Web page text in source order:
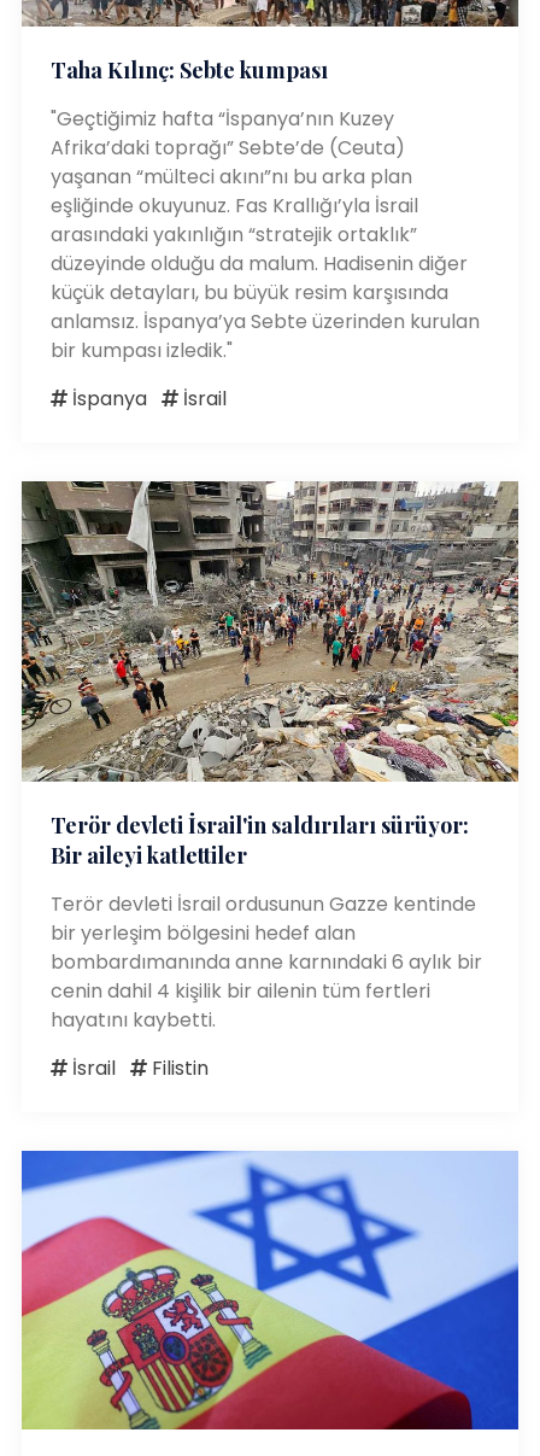
Taha Kılınç: Sebte kumpası
"Geçtiğimiz hafta “İspanya’nın Kuzey
Afrika’daki toprağı” Sebte’de (Ceuta)
yaşanan “mülteci akını”nı bu arka plan
eşliğinde okuyunuz. Fas Krallığı’yla İsrail
arasındaki yakınlığın “stratejik ortaklık”
düzeyinde olduğu da malum. Hadisenin diğer
küçük detayları, bu büyük resim karşısında
anlamsız. İspanya’ya Sebte üzerinden kurulan
bir kumpası izledik."
İspanya
İsrail
Terör devleti İsrail'in saldırıları sürüyor:
Bir aileyi katlettiler
Terör devleti İsrail ordusunun Gazze kentinde
bir yerleşim bölgesini hedef alan
bombardımanında anne karnındaki 6 aylık bir
cenin dahil 4 kişilik bir ailenin tüm fertleri
hayatını kaybetti.
İsrail
Filistin